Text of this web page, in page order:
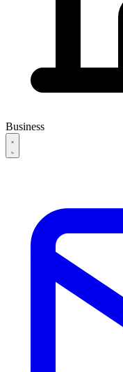
Business